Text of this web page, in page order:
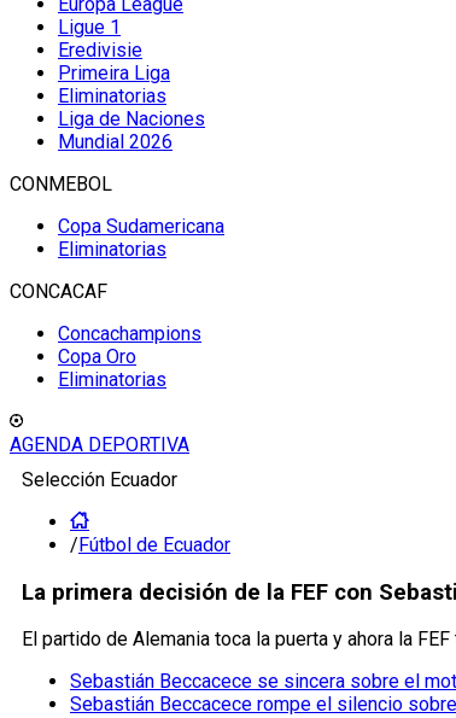
Ligue 1
Eredivisie
Primeira Liga
Eliminatorias
Liga de Naciones
Mundial 2026
CONMEBOL
Copa Sudamericana
Eliminatorias
CONCACAF
Concachampions
Copa Oro
Eliminatorias
AGENDA DEPORTIVA
Selección Ecuador
/Fútbol de Ecuador
La primera decisión de la FEF con
El partido de Alemania toca la puerta y ahora la
Sebastián Beccacece se sincera sobre el
Sebastián Beccacece rompe el silencio